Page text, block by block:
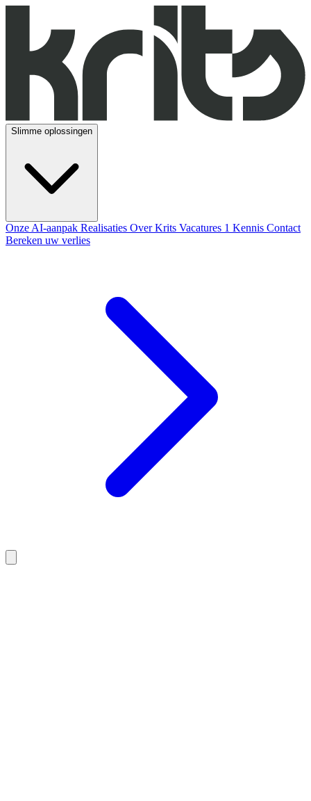
Slimme oplossingen
Onze AI-aanpak Realisaties Over Krits Vacatures 1 Kennis Contact
Bereken uw verlies